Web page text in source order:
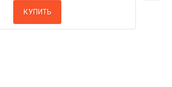
КУПИТЬ